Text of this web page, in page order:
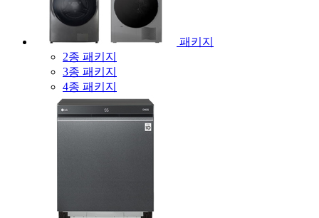
패키지
2종 패키지
3종 패키지
4종 패키지